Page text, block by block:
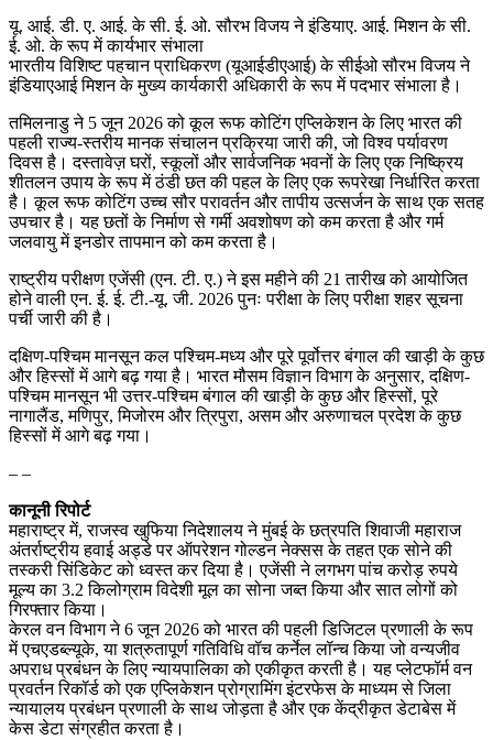
यू. आई. डी. ए. आई. के सी. ई. ओ. सौरभ विजय ने इंडियाए. आई. मिशन के सी.
ई. ओ. के रूप में कार्यभार संभाला
भारतीय विशिष्ट पहचान प्राधिकरण (यूआईडीएआई) के सीईओ सौरभ विजय ने
इंडियाएआई मिशन के मुख्य कार्यकारी अधिकारी के रूप में पदभार संभाला है।
तमिलनाडु ने 5 जून 2026 को कूल रूफ कोटिंग एप्लिकेशन के लिए भारत की
पहली राज्य-स्तरीय मानक संचालन प्रक्रिया जारी की, जो विश्व पर्यावरण
दिवस है। दस्तावेज़ घरों, स्कूलों और सार्वजनिक भवनों के लिए एक निष्क्रिय
शीतलन उपाय के रूप में ठंडी छत की पहल के लिए एक रूपरेखा निर्धारित करता
है। कूल रूफ कोटिंग उच्च सौर परावर्तन और तापीय उत्सर्जन के साथ एक सतह
उपचार है। यह छतों के निर्माण से गर्मी अवशोषण को कम करता है और गर्म
जलवायु में इनडोर तापमान को कम करता है।
राष्ट्रीय परीक्षण एजेंसी (एन. टी. ए.) ने इस महीने की 21 तारीख को आयोजित
होने वाली एन. ई. ई. टी.-यू. जी. 2026 पुनः परीक्षा के लिए परीक्षा शहर सूचना
पर्ची जारी की है।
दक्षिण-पश्चिम मानसून कल पश्चिम-मध्य और पूरे पूर्वोत्तर बंगाल की खाड़ी के कुछ
और हिस्सों में आगे बढ़ गया है। भारत मौसम विज्ञान विभाग के अनुसार, दक्षिण-
पश्चिम मानसून भी उत्तर-पश्चिम बंगाल की खाड़ी के कुछ और हिस्सों, पूरे
नागालैंड, मणिपुर, मिजोरम और त्रिपुरा, असम और अरुणाचल प्रदेश के कुछ
हिस्सों में आगे बढ़ गया।
– –
कानूनी रिपोर्ट
महाराष्ट्र में, राजस्व खुफिया निदेशालय ने मुंबई के छत्रपति शिवाजी महाराज
अंतर्राष्ट्रीय हवाई अड्डे पर ऑपरेशन गोल्डन नेक्सस के तहत एक सोने की
तस्करी सिंडिकेट को ध्वस्त कर दिया है। एजेंसी ने लगभग पांच करोड़ रुपये
मूल्य का 3.2 किलोग्राम विदेशी मूल का सोना जब्त किया और सात लोगों को
गिरफ्तार किया।
केरल वन विभाग ने 6 जून 2026 को भारत की पहली डिजिटल प्रणाली के रूप
में एचएडब्ल्यूके, या शत्रुतापूर्ण गतिविधि वॉच कर्नेल लॉन्च किया जो वन्यजीव
अपराध प्रबंधन के लिए न्यायपालिका को एकीकृत करती है। यह प्लेटफॉर्म वन
प्रवर्तन रिकॉर्ड को एक एप्लिकेशन प्रोग्रामिंग इंटरफेस के माध्यम से जिला
न्यायालय प्रबंधन प्रणाली के साथ जोड़ता है और एक केंद्रीकृत डेटाबेस में
केस डेटा संग्रहीत करता है।